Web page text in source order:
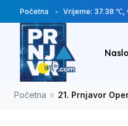
Početna Vrijeme: 37.38 ℃,
Početna » 21. Prnjavor